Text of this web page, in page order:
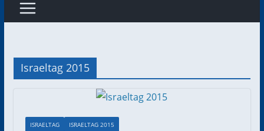
Israeltag 2015
ISRAELTAG ISRAELTAG 2015